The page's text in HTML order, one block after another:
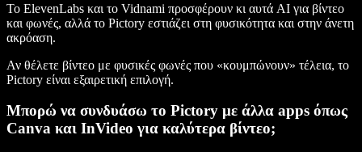
Το ElevenLabs και το Vidnami προσφέρουν κι αυτά AI για βίντεο
και φωνές, αλλά το Pictory εστιάζει στη φυσικότητα και στην άνετη
ακρόαση.
Αν θέλετε βίντεο με φυσικές φωνές που «κουμπώνουν» τέλεια, το
Pictory είναι εξαιρετική επιλογή.
Μπορώ να συνδυάσω το Pictory με άλλα apps όπως
Canva και InVideo για καλύτερα βίντεο;